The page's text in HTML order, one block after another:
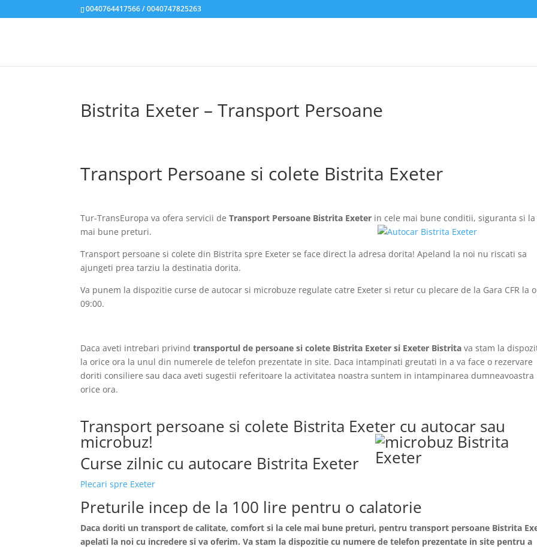
0040764417566 / 0040747825263
Bistrita Exeter – Transport Persoane
Transport Persoane si colete Bistrita Exeter
Tur-TransEuropa va ofera servicii deTransport Persoane Bistrita Exeter in cele mai bune conditii, siguranta si la
mai bune preturi.
Transport persoane si colete din Bistrita spre Exeter se face direct la adresa dorita! Apeland la noi nu riscati sa
ajungeti prea tarziu la destinatia dorita.
Va punem la dispozitie curse de autocar si microbuze regulate catre Exeter si retur cu plecare de la Gara CFR la
09:00.
Daca aveti intrebari privindtransportul de persoane si colete Bistrita Exeter si Exeter Bistritava stam la
la orice ora la unul din numerele de telefon prezentate in site. Daca intampinati greutati in a va face o
doriti consiliere sau daca aveti sugestii referitoare la activitatea noastra suntem in intampinarea dumneavoastra
orice ora.
Transport persoane si colete Bistrita Exeter cu autocar sau
microbuz!
Curse zilnic cu autocare Bistrita Exeter
Plecari spre Exeter
Preturile incep de la 100 lire pentru o calatorie
Daca doriti un transport de calitate, comfort si la cele mai bune preturi, pentru transport persoane Bistrita
apelati la noi cu incredere si va oferim. Va stam la dispozitie cu numere de telefon prezentate in site pentru a